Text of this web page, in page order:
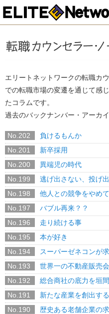
エリートネットワークの転職カ
での転職市場の変遷を通じて感
たコラムです。
過去のバックナンバー・アーカ
No.202
負けるもんか
No.201
新卒採用
No.200
異端児の時代
No.199
逃げ出さない、投げ
No.198
他人との競争をやめ
No.197
バブル再来？？
No.196
走り続ける事
No.195
本が好き
No.194
スーパーゼネコンが
No.193
世界一の不動産販売
No.192
総合商社の底力を垣間
No.191
新たな産業を創出す
No.190
歴史ある老舗企業の